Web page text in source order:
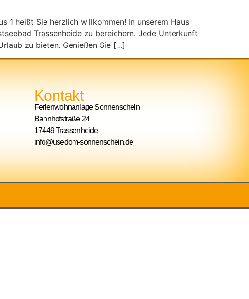
1 heißt Sie herzlich willkommen! In unserem Haus
Trassenheide zu bereichern. Jede Unterkunft
zu bieten. Genießen Sie […]
Kontakt
Ferienwohnanlage Sonnenschein
Bahnhofstraße 24
17449 Trassenheide
info@usedom-sonnenschein.de